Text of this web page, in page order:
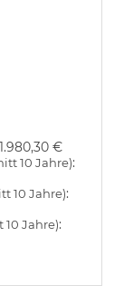
1.980,30 €
10 Jahre):
10 Jahre):
10 Jahre):